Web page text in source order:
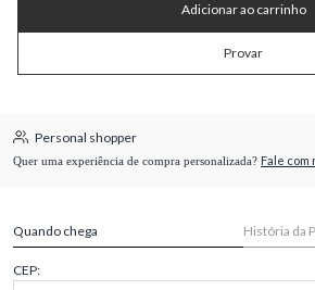
Adicionar ao carrinho
Provar
Personal shopper
Quer uma experiência de compra personalizada? Fale
Quando chega História da
CEP: